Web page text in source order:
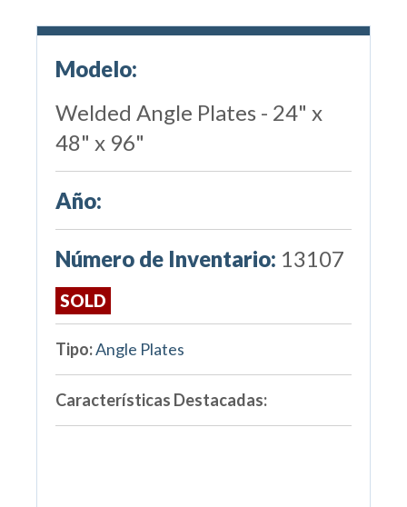
Modelo:
Welded Angle Plates - 24" x
48" x 96"
Año:
Número de Inventario: 13107
SOLD
Tipo:Angle Plates
Características Destacadas: